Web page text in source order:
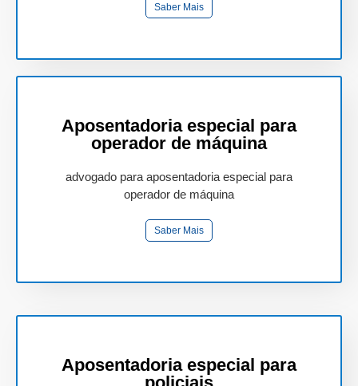
Saber Mais
Aposentadoria especial para
operador de máquina
advogado para aposentadoria especial para
operador de máquina
Saber Mais
Aposentadoria especial para